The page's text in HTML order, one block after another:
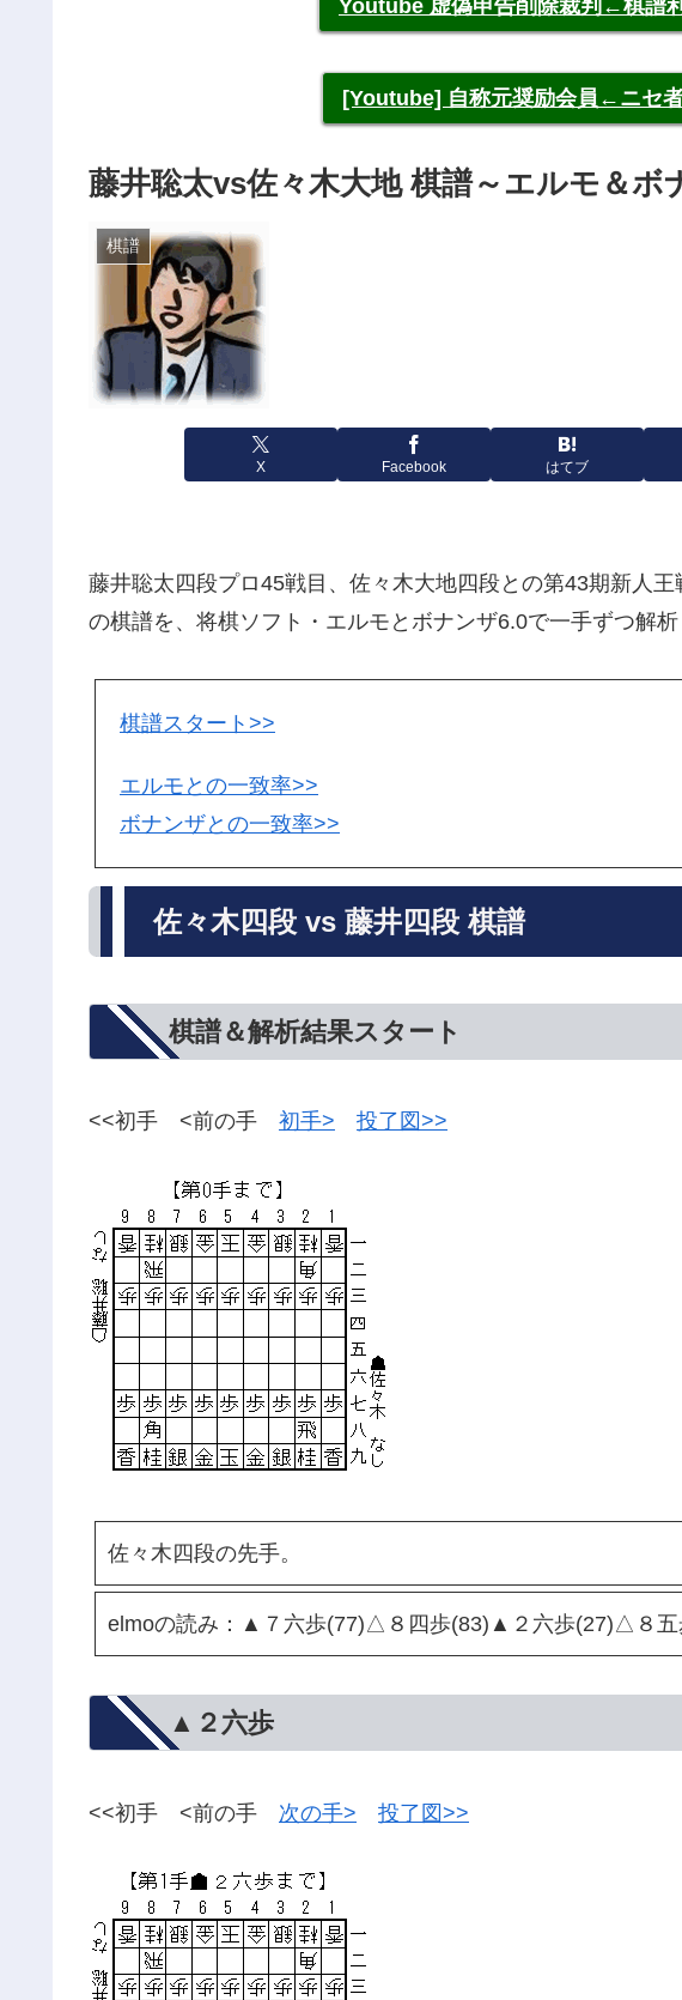
Youtube 虚偽申告削除裁判←棋譜
[Youtube] 自称元奨励会員←ニセ者
藤井聡太vs佐々木大地 棋譜～エルモ＆ボ
棋譜
X Facebook はてブ
藤井聡太四段プロ45戦目、佐々木大地四段との第43期新人王
の棋譜を、将棋ソフト・エルモとボナンザ6.0で一手ずつ解析
棋譜スタート>>
エルモとの一致率>>
ボナンザとの一致率>>
佐々木四段 vs 藤井四段 棋譜
棋譜＆解析結果スタート
<<初手 <前の手 初手> 投了図>>
佐々木四段の先手。
elmoの読み：▲７六歩(77)△８四歩(83)▲２六歩(27)△８五
▲２六歩
<<初手 <前の手 次の手> 投了図>>